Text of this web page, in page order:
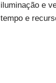
iluminação e
tempo e